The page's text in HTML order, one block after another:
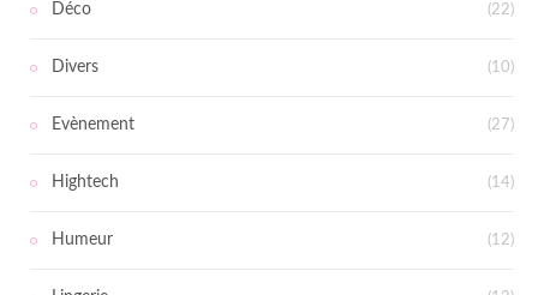
Déco (22)
Divers (10)
Evènement (27)
Hightech (14)
Humeur (12)